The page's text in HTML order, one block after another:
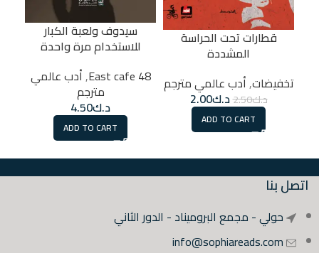
قطارات تحت الحراسة
المشددة
تخفيضات,أدب عالمي مترجم
د.ك2.50د.ك2.00
ADD TO CART
سيدوف ولعبة الكبار
للاستخدام مرة واحدة
48 East cafe
,أدب عالمي
مترجم
د.ك4.50
ADD TO CART
اتصل بنا
حولي - مجمع البروميناد - الدور الثاني
info@sophiareads.com